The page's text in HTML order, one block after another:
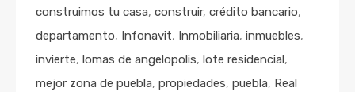
construimos tu casa, construir, crédito bancario,
departamento, Infonavit, Inmobiliaria, inmuebles,
invierte, lomas de angelopolis, lote residencial ,
mejor zona de puebla, propiedades, puebla, Real